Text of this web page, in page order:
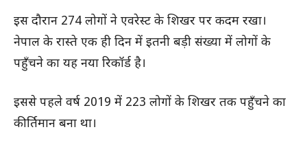
इस दौरान 274 लोगों ने एवरेस्ट के शिखर पर कदम रखा।
नेपाल के रास्ते एक ही दिन में इतनी बड़ी संख्या में लोगों के
पहुँचने का यह नया रिकॉर्ड है।
इससे पहले वर्ष 2019 में 223 लोगों के शिखर तक पहुँचने का
कीर्तिमान बना था।